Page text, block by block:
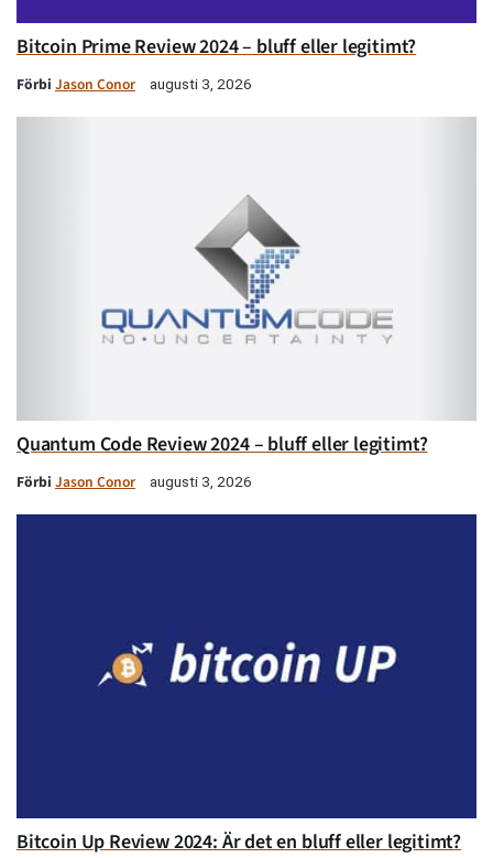
Bitcoin Prime Review 2024 – bluff eller legitimt?
Förbi Jason Conor augusti 3, 2026
Quantum Code Review 2024 – bluff eller legitimt?
Förbi Jason Conor augusti 3, 2026
Bitcoin Up Review 2024: Är det en bluff eller legitimt?